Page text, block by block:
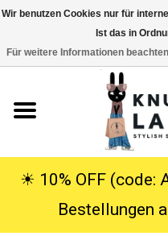
Kuscheltiere
☀︎ 10% OFF (code:
Bestellungen
Wir benutzen Cookies nur für
Ist das in
Für weitere Informationen